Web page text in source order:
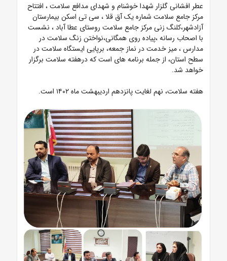
عطر افشانی گلزار شهدا خوشنام و شهدای مدافع سلامت ، افتتاح
مرکز جامع سلامت شماره یک آق قلا ، سی تی اسکن بیمارستان
آزادشهر،کلنگ زنی مرکز جامع سلامت روستای عطا آباد ، نشست
با اصحاب رسانه ،پیاده روی همگانی،نواختن زنگ سلامت در
مدارس ، میز خدمت در نماز جمعه، برپایی ایستگاه سلامت در
سطح استان، از جمله برنامه های است که درهفته سلامت برگزار
خواهد شد.
هفته سلامت، نهم لغایت پانزدهم اردیبهشت ماه ۱۴۰۲ است.